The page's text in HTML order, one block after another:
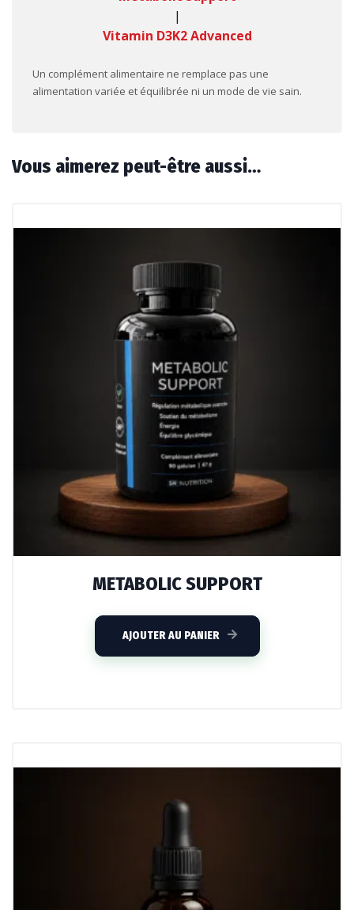
|
Vitamin D3K2 Advanced
Un complément alimentaire ne remplace pas une
alimentation variée et équilibrée ni un mode de vie sain.
Vous aimerez peut-être aussi…
METABOLIC SUPPORT
AJOUTER AU PANIER